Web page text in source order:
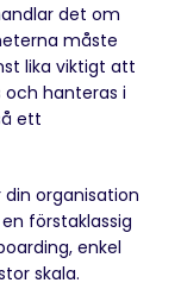
det om
måste
lika viktigt att
och hanteras i
ett
organisation
förstaklassig
enkel
skala.